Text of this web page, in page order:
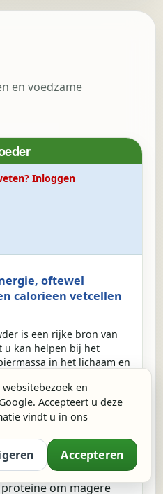
en voedzame
oftewel
calorieen vetcellen
is een rijke bron van
u kan helpen bij het
in het lichaam en
manier om uw
als
gewichtsbeheersing of
proteine om magere
Inloggen
en
Accepteert u deze
vindt u in ons
Accepteren